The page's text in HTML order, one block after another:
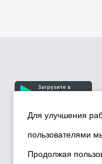
© Департамент
города
Для улучшения
пользователями
Продолжая